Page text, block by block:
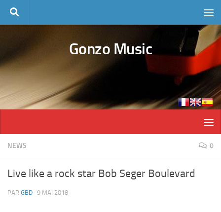
Skip to content
Gonzo Music
NEWS 0
Live like a rock star Bob Seger Boulevard
PAR GBD · 9 MAI 2018